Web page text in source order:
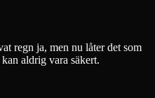
regn ja, men nu låter det som
aldrig vara säkert.